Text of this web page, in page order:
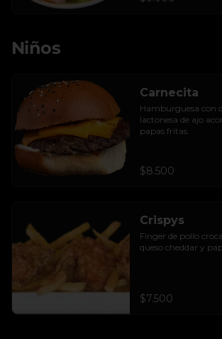
Niños
Carnecita
Hamburguesa con
lactonesa de ajo
papas fritas.
$8.500
Crispys
Finger de pollo
queso cheddar y
$7.500